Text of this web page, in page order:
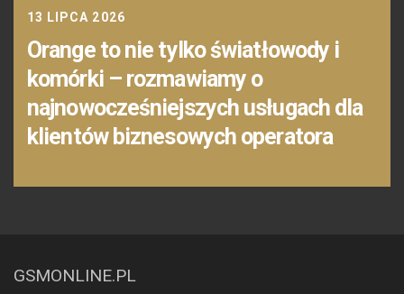
13 LIPCA 2026
Orange to nie tylko światłowody i
komórki – rozmawiamy o
najnowocześniejszych usługach dla
klientów biznesowych operatora
GSMONLINE.PL